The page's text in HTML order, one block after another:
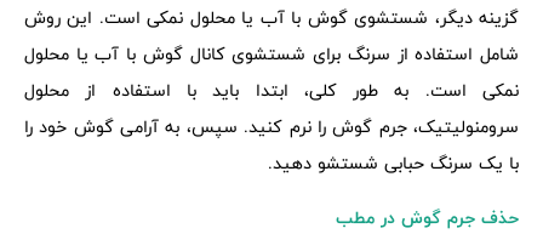
گزینه دیگر، شستشوی گوش با آب یا محلول نمکی است. این روش
شامل استفاده از سرنگ برای شستشوی کانال گوش با آب یا محلول
نمکی است. به طور کلی، ابتدا باید با استفاده از محلول
سرومنولیتیک، جرم گوش را نرم کنید. سپس، به آرامی گوش خود را
با یک سرنگ حبابی شستشو دهید.
حذف جرم گوش در مطب